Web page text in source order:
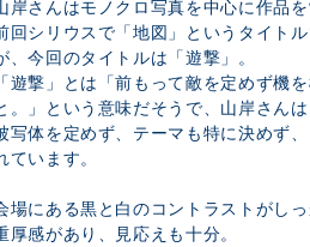
岸さんはモノクロ写真を中心に作品を
回シリウスで「地図」というタイト
、今回のタイトルは「遊撃」。
遊撃」とは「前もって敵を定めず機
。」という意味だそうで、山岸さん
写体を定めず、テーマも特に決めず
ています。
場にある黒と白のコントラストがしっ
厚感があり、見応えも十分。